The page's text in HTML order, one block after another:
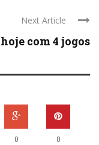
Next Article
com 4 jogos
0 0